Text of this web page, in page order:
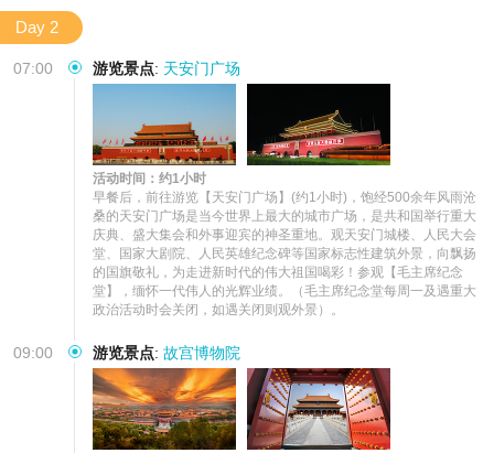
Day 2
07:00 游览景点: 天安门广场
活动时间：约1小时
早餐后，前往游览【天安门广场】(约1小时)，饱经500余年风雨沧
桑的天安门广场是当今世界上最大的城市广场，是共和国举行重大
庆典、盛大集会和外事迎宾的神圣重地。观天安门城楼、人民大会
堂、国家大剧院、人民英雄纪念碑等国家标志性建筑外景，向飘扬
的国旗敬礼，为走进新时代的伟大祖国喝彩！参观【毛主席纪念
堂】，缅怀一代伟人的光辉业绩。（毛主席纪念堂每周一及遇重大
政治活动时会关闭，如遇关闭则观外景）。
09:00 游览景点: 故宫博物院